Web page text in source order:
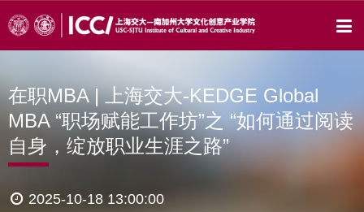
在职MBA | 上海交大-KEDGE Global
MBA “职场赋能工作坊”之 “如何通过阅读
自身，绽放职业生涯之路”
2025-10-18 13:00:00